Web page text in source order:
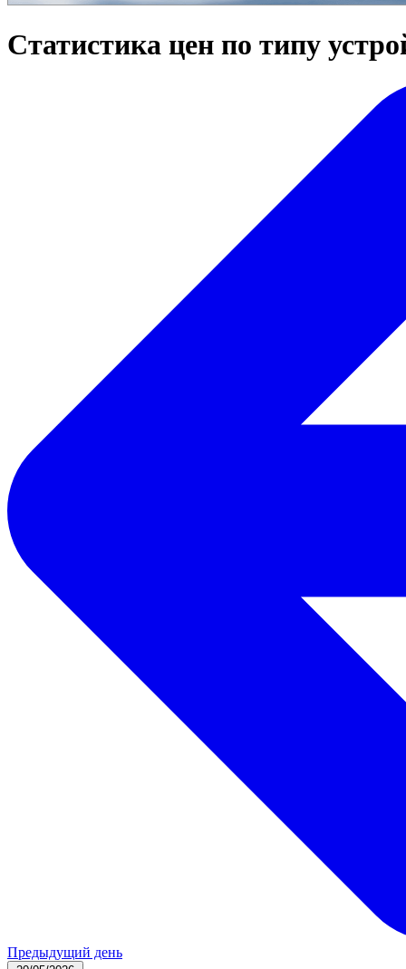
Статистика цен по типу
Предыдущий день